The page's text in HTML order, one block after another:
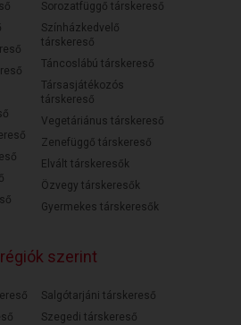
Sorozatfüggő társkereső
Színházkedvelő
társkereső
Táncoslábú társkereső
Társasjátékozós
társkereső
Vegetáriánus társkereső
Zenefüggő társkereső
Elvált társkeresők
Özvegy társkeresők
Gyermekes társkeresők
szerint
Salgótarjáni társkereső
Szegedi társkereső